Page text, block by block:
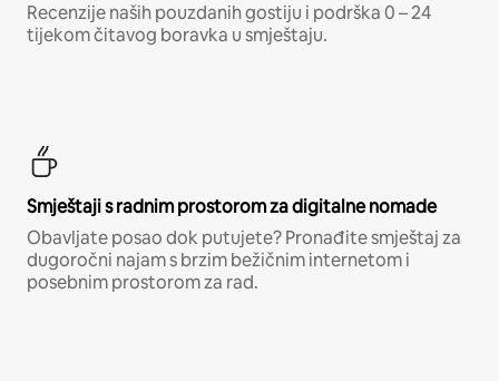
Recenzije naših pouzdanih gostiju i podrška 0 – 24
tijekom čitavog boravka u smještaju.
Smještaji s radnim prostorom za digitalne nomade
Obavljate posao dok putujete? Pronađite smještaj za
dugoročni najam s brzim bežičnim internetom i
posebnim prostorom za rad.